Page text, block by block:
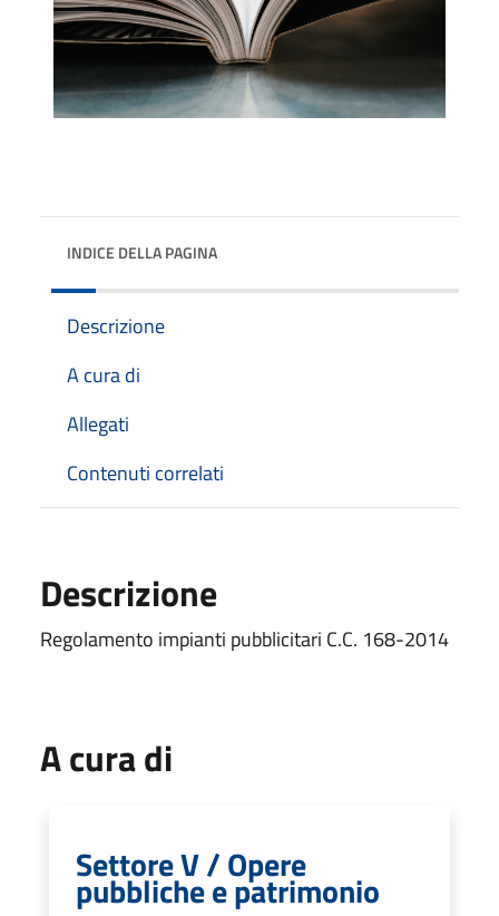
INDICE DELLA PAGINA
Descrizione
A cura di
Allegati
Contenuti correlati
Descrizione
Regolamento impianti pubblicitari C.C. 168-2014
A cura di
Settore V / Opere
pubbliche e patrimonio